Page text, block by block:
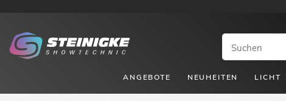
ANGEBOTE NEUHEITEN LICHT